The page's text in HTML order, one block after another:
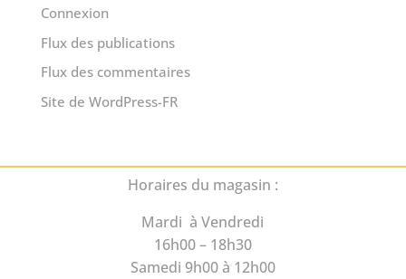
Connexion
Flux des publications
Flux des commentaires
Site de WordPress-FR
Horaires du magasin :
Mardi à Vendredi
16h00 – 18h30
Samedi 9h00 à 12h00